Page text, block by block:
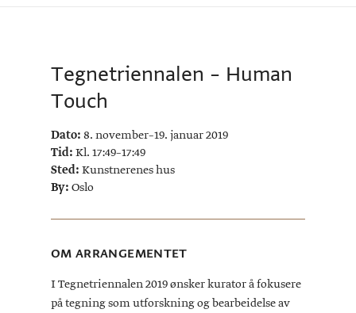
Tegnetriennalen – Human
Touch
Dato: 8. november–19. januar 2019
Tid: Kl. 17:49–17:49
Sted: Kunstnerenes hus
By: Oslo
OM ARRANGEMENTET
I Tegnetriennalen 2019 ønsker kurator å fokusere
på tegning som utforskning og bearbeidelse av